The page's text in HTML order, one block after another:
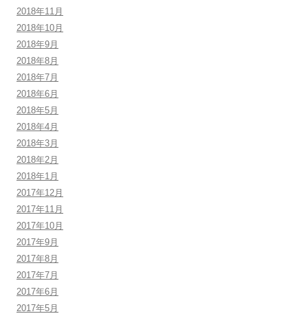
2018年11月
2018年10月
2018年9月
2018年8月
2018年7月
2018年6月
2018年5月
2018年4月
2018年3月
2018年2月
2018年1月
2017年12月
2017年11月
2017年10月
2017年9月
2017年8月
2017年7月
2017年6月
2017年5月